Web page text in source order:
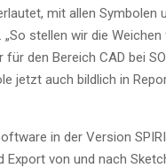
mit allen Sym­bo­len
stel­len wir die
den Bereich CAD bei
jetzt auch bild­lich in
in der Ver­si­on
von und nach